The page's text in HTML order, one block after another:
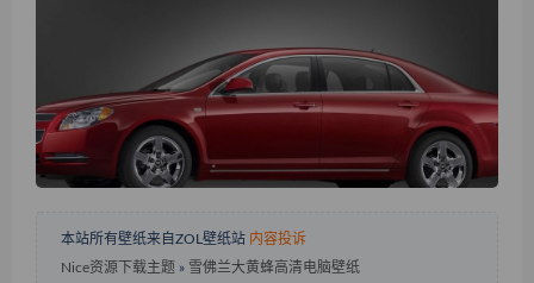
本站所有壁纸来自ZOL壁纸站 内容投诉
Nice资源下载主题 » 雪佛兰大黄蜂高清电脑壁纸